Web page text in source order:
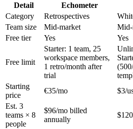
Detail
Echometer
Category
Retrospectives
Team size
Mid-market
Mid-
Free tier
Yes Yes
Free limit
Starter: 1 team, 25
workspace members,
1 retro/month after
trial
Starting
price
€35/mo
$3/
Est. 3
teams × 8
people
$96/mo billed
annually